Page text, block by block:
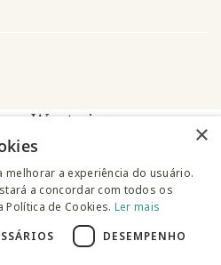
Westwing
×
melhorar a experiência do usuário.
a concordar com todos os
de Cookies. Ler mais
DESEMPENHO